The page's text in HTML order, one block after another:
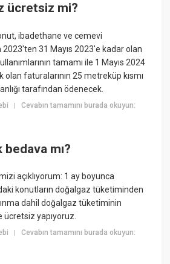
ücretsiz mi?
ibadethane ve cemevi
31 Mayıs 2023'e kadar olan
tamamı ile 1 Mayıs 2024
faturalarının 25 metreküp kısmı
tarafından ödenecek.
|Cevabın tamamını burada okuyun:
bedava mı?
açıklıyorum: 1 ay boyunca
konutların doğalgaz tüketiminden
dahil doğalgaz tüketiminin
ücretsiz yapıyoruz.
|Cevabın tamamını burada okuyun: